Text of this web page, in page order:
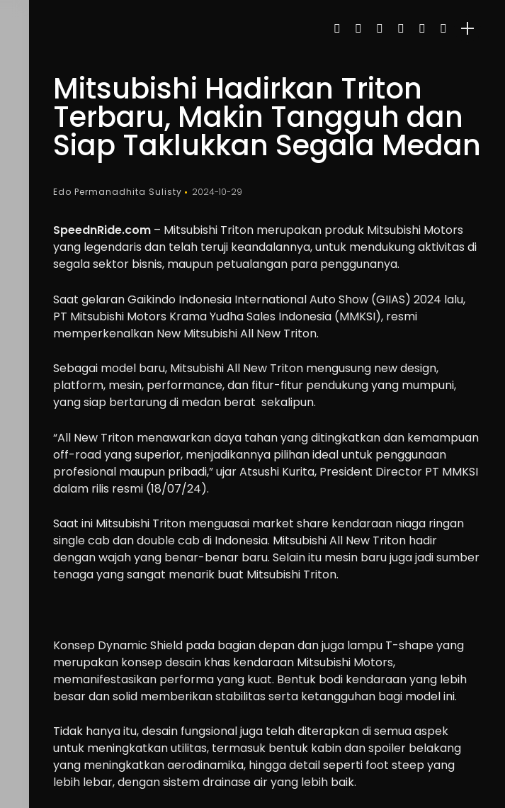
Mitsubishi Hadirkan Triton
Terbaru, Makin Tangguh dan
Siap Taklukkan Segala Medan
Edo Permanadhita Sulisty 2024-10-29
SpeednRide.com– Mitsubishi Triton merupakan produk Mitsubishi Motors
yang legendaris dan telah teruji keandalannya, untuk mendukung aktivitas di
segala sektor bisnis, maupun petualangan para penggunanya.
Saat gelaran Gaikindo Indonesia International Auto Show (GIIAS) 2024 lalu,
PT Mitsubishi Motors Krama Yudha Sales Indonesia (MMKSI), resmi
memperkenalkan New Mitsubishi All New Triton.
Sebagai model baru, Mitsubishi All New Triton mengusung new design,
platform, mesin, performance, dan fitur-fitur pendukung yang mumpuni,
yang siap bertarung di medan berat sekalipun.
“All New Triton menawarkan daya tahan yang ditingkatkan dan kemampuan
off-road yang superior, menjadikannya pilihan ideal untuk penggunaan
profesional maupun pribadi,” ujar Atsushi Kurita, President Director PT MMKSI
dalam rilis resmi (18/07/24).
Saat ini Mitsubishi Triton menguasai market share kendaraan niaga ringan
single cab dan double cab di Indonesia. Mitsubishi All New Triton hadir
dengan wajah yang benar-benar baru. Selain itu mesin baru juga jadi sumber
tenaga yang sangat menarik buat Mitsubishi Triton.
Konsep Dynamic Shield pada bagian depan dan juga lampu T-shape yang
merupakan konsep desain khas kendaraan Mitsubishi Motors,
memanifestasikan performa yang kuat. Bentuk bodi kendaraan yang lebih
besar dan solid memberikan stabilitas serta ketangguhan bagi model ini.
Tidak hanya itu, desain fungsional juga telah diterapkan di semua aspek
untuk meningkatkan utilitas, termasuk bentuk kabin dan spoiler belakang
yang meningkatkan aerodinamika, hingga detail seperti foot steep yang
lebih lebar, dengan sistem drainase air yang lebih baik.